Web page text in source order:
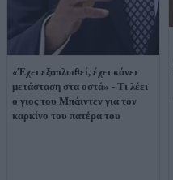
«Έχει εξαπλωθεί, έχει κάνει
μετάσταση στα οστά» - Τι λέει
ο γιος του Μπάιντεν για τον
καρκίνο του πατέρα του